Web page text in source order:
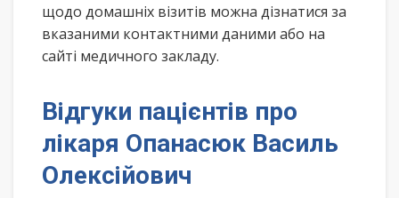
щодо домашніх візитів можна дізнатися за
вказаними контактними даними або на
сайті медичного закладу.
Відгуки пацієнтів про
лікаря Опанасюк Василь
Олексійович